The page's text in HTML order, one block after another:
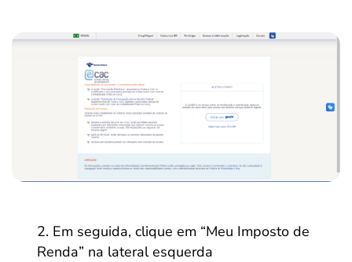
Em seguida, clique em “Meu Imposto de
Renda” na lateral esquerda